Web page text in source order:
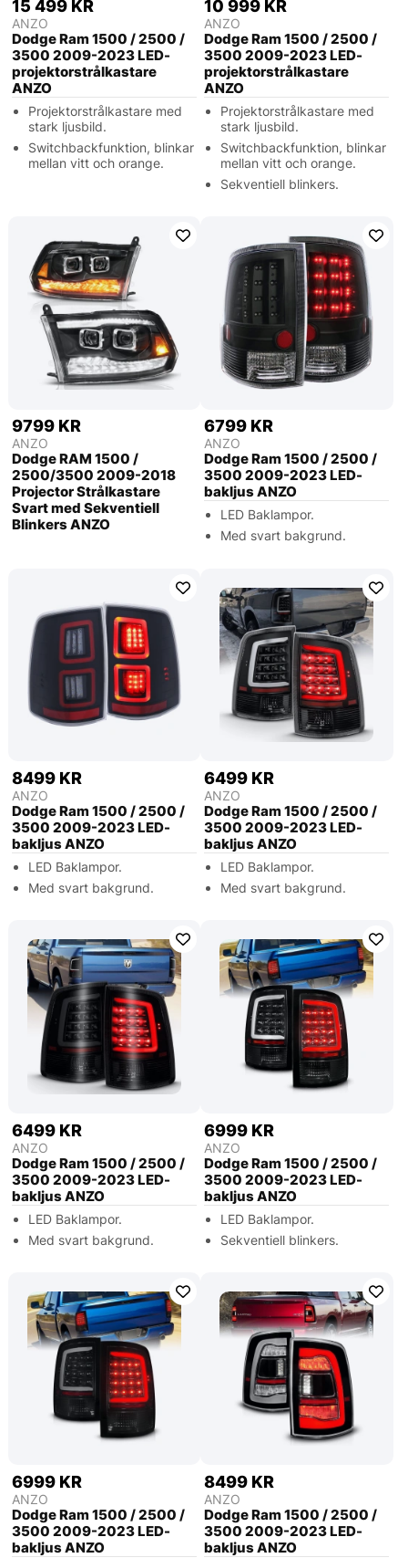
15 499 KR
ANZO
Dodge Ram 1500 / 2500 /
3500 2009-2023 LED-
projektorstrålkastare
ANZO
Projektorstrålkastare med
stark ljusbild.
Switchbackfunktion, blinkar
mellan vitt och orange.
10 999 KR
ANZO
Dodge Ram 1500 / 2500 /
3500 2009-2023 LED-
projektorstrålkastare
ANZO
Projektorstrålkastare med
stark ljusbild.
Switchbackfunktion, blinkar
mellan vitt och orange.
Sekventiell blinkers.
9799 KR
ANZO
Dodge RAM 1500 /
2500/3500 2009-2018
Projector Strålkastare
Svart med Sekventiell
Blinkers ANZO
6799 KR
ANZO
Dodge Ram 1500 / 2500 /
3500 2009-2023 LED-
bakljus ANZO
LED Baklampor.
Med svart bakgrund.
8499 KR
ANZO
Dodge Ram 1500 / 2500 /
3500 2009-2023 LED-
bakljus ANZO
LED Baklampor.
Med svart bakgrund.
6499 KR
ANZO
Dodge Ram 1500 / 2500 /
3500 2009-2023 LED-
bakljus ANZO
LED Baklampor.
Med svart bakgrund.
6499 KR
ANZO
Dodge Ram 1500 / 2500 /
3500 2009-2023 LED-
bakljus ANZO
LED Baklampor.
Med svart bakgrund.
6999 KR
ANZO
Dodge Ram 1500 / 2500 /
3500 2009-2023 LED-
bakljus ANZO
LED Baklampor.
Sekventiell blinkers.
6999 KR
ANZO
Dodge Ram 1500 / 2500 /
3500 2009-2023 LED-
bakljus ANZO
8499 KR
ANZO
Dodge Ram 1500 / 2500 /
3500 2009-2023 LED-
bakljus ANZO